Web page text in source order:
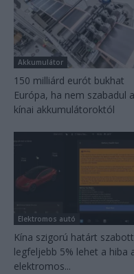
Akkumulátor
150 milliárd eurót bukhat
Európa, ha nem szabadul a
kínai akkumulátoroktól
Elektromos autó
Kína szigorú határt
legfeljebb 5% lehet a hiba
elektromos...